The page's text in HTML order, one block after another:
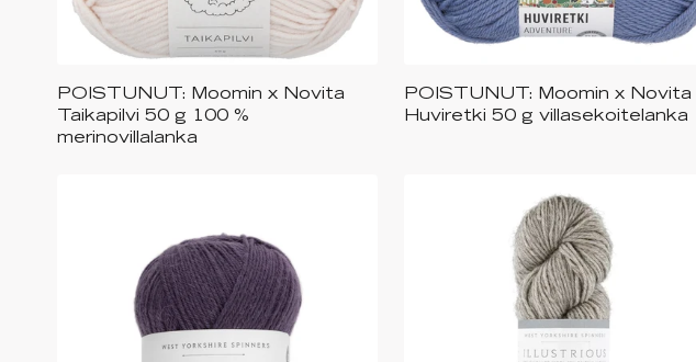
Saatavilla useita eri värejä
POISTUNUT: Moomin x Novita
Taikapilvi 50 g 100 %
merinovillalanka
Saatavilla useita eri värejä
POISTUNUT: Moomin x Novita
Huviretki 50 g villasekoitelanka